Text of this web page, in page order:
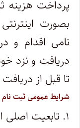
بصورت
نامی اقدام و
دریافت و نزد
تا قبل از
شرایط عمومی ثبت نام
۱. تابعیت اصلی ایران